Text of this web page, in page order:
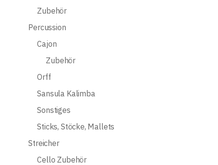
Zubehör
Percussion
Cajon
Zubehör
Orff
Sansula Kalimba
Sonstiges
Sticks, Stöcke, Mallets
Streicher
Cello Zubehör